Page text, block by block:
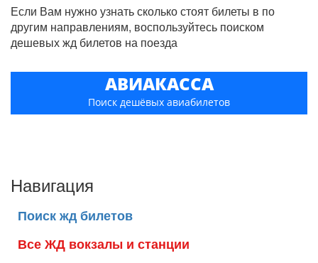
Если Вам нужно узнать сколько стоят билеты в по
другим направлениям, воспользуйтесь поиском
дешевых жд билетов на поезда
АВИАКАССА
Поиск дешёвых авиабилетов
Навигация
Поиск жд билетов
Все ЖД вокзалы и станции